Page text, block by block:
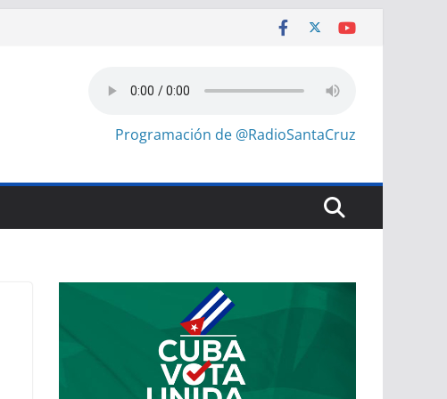
Programación de @RadioSantaCruz